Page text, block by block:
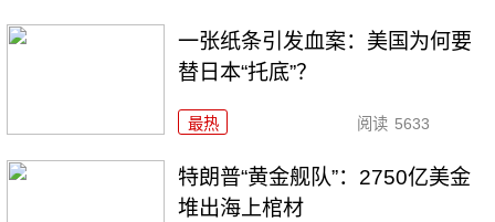
一张纸条引发血案：美国为何要
替日本“托底”？
最热 阅读 5633
特朗普“黄金舰队”：2750亿美金
堆出海上棺材